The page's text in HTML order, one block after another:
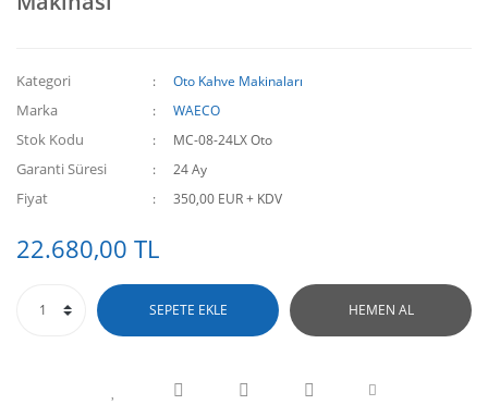
Kategori Oto Kahve Makinaları
Marka WAECO
Stok Kodu MC-08-24LX Oto
Garanti Süresi 24 Ay
Fiyat 350,00 EUR + KDV
22.680,00 TL
SEPETE EKLE HEMEN AL